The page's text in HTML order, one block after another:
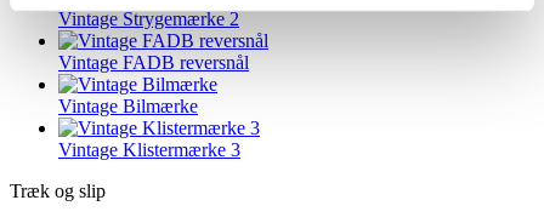
Vintage Strygemærke 2
Vintage FADB reversnål
Vintage Bilmærke
Vintage Klistermærke 3
Træk og slip